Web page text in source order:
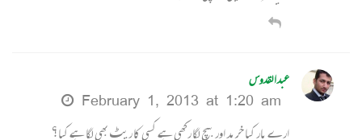
عبدالقدوس
February 1, 2013 at 1:20 am
ارے یار کیا خرید اور بیچ لگا رکھی ہے کسی کا ریٹ بھی لگا ہے کیا؟